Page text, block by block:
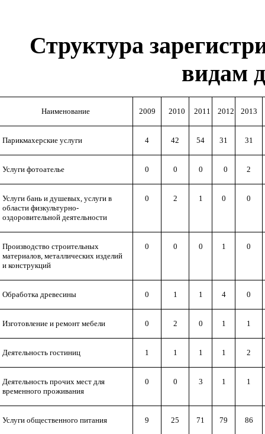
Структура
видам
Наименование 2009 2010 2011 2012 2013
Парикмахерские услуги 4 42 54 31 31
Услуги фотоателье 0 0 0 0 2
Услуги бань и душевых, услуги в
области физкультурно-
оздоровительной деятельности
0 2 1 0 0
Производство строительных
материалов, металлических изделий
и конструкций
0 0 0 1 0
Обработка древесины 0 1 1 4 0
Изготовление и ремонт мебели 0 2 0 1 1
Деятельность гостиниц 1 1 1 1 2
Деятельность прочих мест для
временного проживания
0 0 3 1 1
Услуги общественного питания 9 25 71 79 86